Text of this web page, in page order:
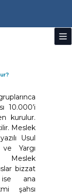
10.000’i
kurulur.
Meslek
Usul
Yargı
Meslek
bizzat
ise ana
şahsı